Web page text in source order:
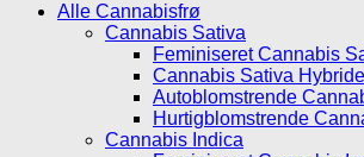
Alle Cannabisfrø
Cannabis Sativa
Feminiseret Cannabis
Cannabis Sativa
Autoblomstrende
Hurtigblomstrende
Cannabis Indica